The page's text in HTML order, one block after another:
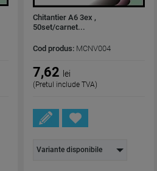
Chitantier A6 3ex ,
50set/carnet...
Cod produs: MCNV004
7,62 lei
(Pretul include TVA)
Variante disponibile